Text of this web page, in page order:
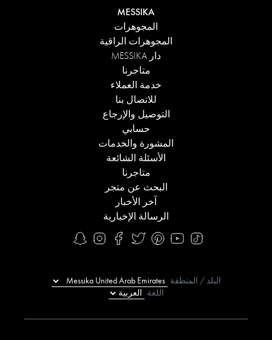
MESSIKA
المجوهرات
المجوهرات الراقية
دار MESSIKA
متاجرنا
خدمة العملاء
للاتصال بنا
التوصيل والإرجاع
حسابي
المشورة والخدمات
الأسئلة الشائعة
متاجرنا
البحث عن متجر
آخر الأخبار
الرسالة الإخبارية
البلد / المنطقة
اللغة